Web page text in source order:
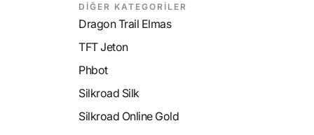
DİĞER KATEGORİLER
Dragon Trail Elmas
TFT Jeton
Phbot
Silkroad Silk
Silkroad Online Gold